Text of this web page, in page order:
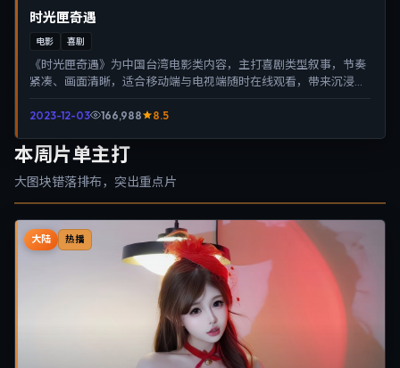
时光匣奇遇
电影 喜剧
《时光匣奇遇》为中国台湾电影类内容，主打喜剧类型叙事，节奏
紧凑、画面清晰，适合移动端与电视端随时在线观看，带来沉浸式
2023-12-03 166,988 8.5
本周片单主打
大图块错落排布，突出重点片
大陆 热播